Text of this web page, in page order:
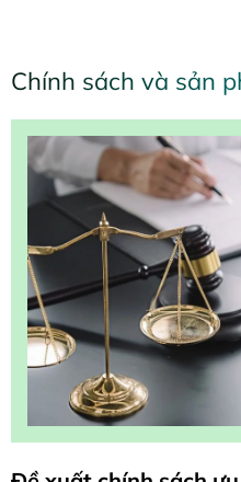
Chính sách và sản